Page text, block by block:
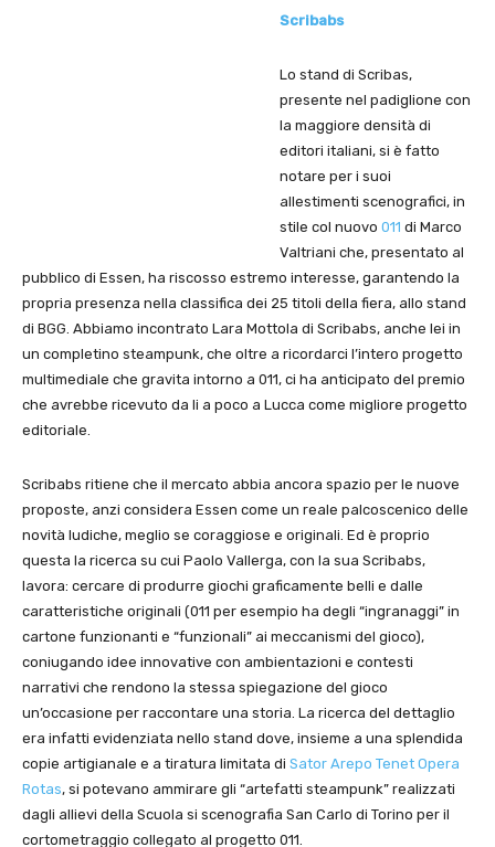
Scribabs
Lo stand di Scribas,
presente nel padiglione con
la maggiore densità di
editori italiani, si è fatto
notare per i suoi
allestimenti scenografici, in
stile col nuovo 011 di Marco
Valtriani che, presentato al
pubblico di Essen, ha riscosso estremo interesse, garantendo la
propria presenza nella classifica dei 25 titoli della fiera, allo stand
di BGG. Abbiamo incontrato Lara Mottola di Scribabs, anche lei in
un completino steampunk, che oltre a ricordarci l’intero progetto
multimediale che gravita intorno a 011, ci ha anticipato del premio
che avrebbe ricevuto da li a poco a Lucca come migliore progetto
editoriale.
Scribabs ritiene che il mercato abbia ancora spazio per le nuove
proposte, anzi considera Essen come un reale palcoscenico delle
novità ludiche, meglio se coraggiose e originali. Ed è proprio
questa la ricerca su cui Paolo Vallerga, con la sua Scribabs,
lavora: cercare di produrre giochi graficamente belli e dalle
caratteristiche originali (011 per esempio ha degli “ingranaggi” in
cartone funzionanti e “funzionali” ai meccanismi del gioco),
coniugando idee innovative con ambientazioni e contesti
narrativi che rendono la stessa spiegazione del gioco
un’occasione per raccontare una storia. La ricerca del dettaglio
era infatti evidenziata nello stand dove, insieme a una splendida
copie artigianale e a tiratura limitata di Sator Arepo Tenet Opera
Rotas, si potevano ammirare gli “artefatti steampunk” realizzati
dagli allievi della Scuola si scenografia San Carlo di Torino per il
cortometraggio collegato al progetto 011.